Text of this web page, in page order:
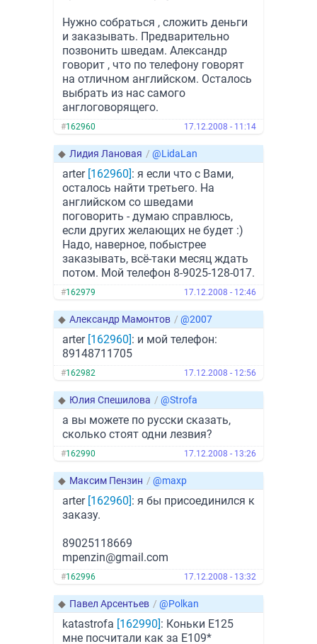
Нужно собраться , сложить деньги
и заказывать. Предварительно
позвонить шведам. Александр
говорит , что по телефону говорят
на отличном английском. Осталось
выбрать из нас самого
англоговорящего.
#162960 17.12.2008 - 11:14
◆ Лидия Лановая / @LidaLan
arter [162960]: я если что с Вами,
осталось найти третьего. На
английском со шведами
поговорить - думаю справлюсь,
если других желающих не будет :)
Надо, наверное, побыстрее
заказывать, всё-таки месяц ждать
потом. Мой телефон 8-9025-128-017.
#162979 17.12.2008 - 12:46
◆ Александр Мамонтов / @2007
arter [162960]: и мой телефон:
89148711705
#162982 17.12.2008 - 12:56
◆ Юлия Спешилова / @Strofa
а вы можете по русски сказать,
сколько стоят одни лезвия?
#162990 17.12.2008 - 13:26
◆ Максим Пензин / @maxp
arter [162960]: я бы присоединился к
заказу.
89025118669
mpenzin@gmail.com
#162996 17.12.2008 - 13:32
◆ Павел Арсентьев / @Polkan
katastrofa [162990]: Коньки E125
мне посчитали как за Е109*